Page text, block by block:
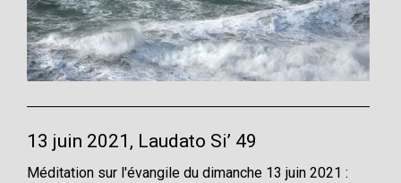
13 juin 2021, Laudato Si’ 49
Méditation sur l'évangile du dimanche 13 juin 2021 :